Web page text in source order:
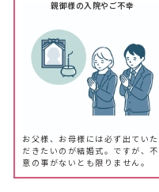
親御様の入院やご不幸
お父様、お母様には必ず出ていた
だきたいのが結婚式。ですが、不
意の事がないとも限りません。